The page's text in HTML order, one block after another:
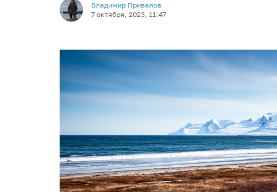
Владимир Привалов
7 октября, 2023, 11:47